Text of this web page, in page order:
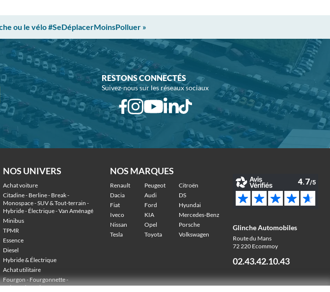
ou le vélo #SeDéplacerMoinsPolluer »
RESTONS CONNECTÉS
Suivez-nous sur les réseaux sociaux
NOS UNIVERS
Achat voiture
Citadine - Berline - Break -
Monospace - SUV & Tout-terrain -
Hybride - Électrique - Van Aménagé
Minibus
TPMR
Essence
Diesel
Hybride & Électrique
Achat utilitaire
Fourgon - Fourgonnette -
Voiture de société -
NOS MARQUES
Renault Peugeot
Citroën
Dacia
Audi
DS
Fiat
Ford
Hyundai
Iveco
KIA
Mercedes-Benz
Nissan
Opel
Porsche
Tesla
Toyota Volkswagen
Glinche Automobiles
Route du Mans
72 220 Ecommoy
02.43.42.10.43